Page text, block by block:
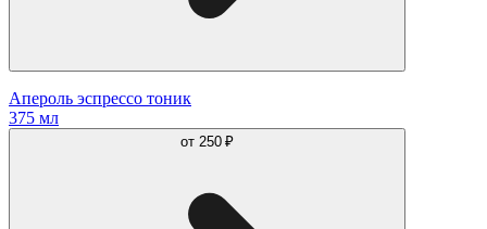
Апероль эспрессо тоник
375 мл
от 250 ₽